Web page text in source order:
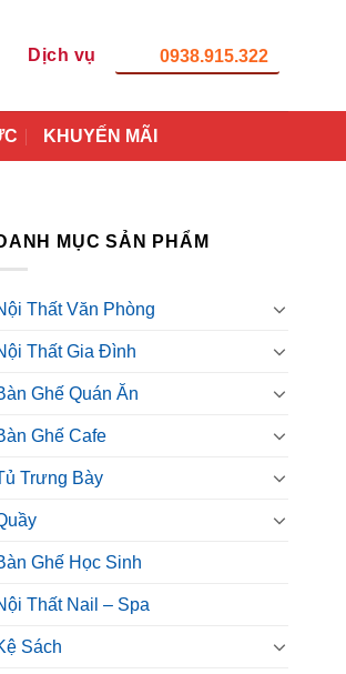
Dịch vụ 0938.915.322
KHUYẾN MÃI
MỤC SẢN PHẨM
Thất Văn Phòng
Thất Gia Đình
Ghế Quán Ăn
Ghế Cafe
Trưng Bày
Ghế Học Sinh
Thất Nail – Spa
Sách